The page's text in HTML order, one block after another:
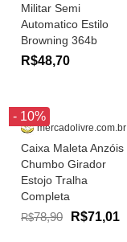
Militar Semi
Automatico Estilo
Browning 364b
R$48,70
- 10%
mercadolivre.com.br
Caixa Maleta Anzóis
Chumbo Girador
Estojo Tralha
Completa
R$78,90 R$71,01